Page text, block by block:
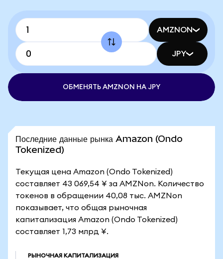
AMZNON
JPY
ОБМЕНЯТЬ AMZNON НА JPY
Последние данные рынка Amazon (Ondo
Tokenized)
Текущая цена Amazon (Ondo Tokenized)
составляет 43 069,54 ¥ за AMZNon. Количество
токенов в обращении 40,08 тыс. AMZNon
показывает, что общая рыночная
капитализация Amazon (Ondo Tokenized)
составляет 1,73 млрд ¥.
РЫНОЧНАЯ КАПИТАЛИЗАЦИЯ